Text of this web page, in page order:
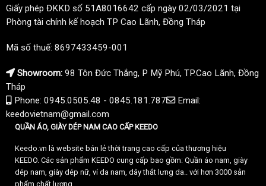
Giấy phép ĐKKD số 51A8016642 cấp ngày 02/03/2021 tại
Phòng tài chính kế hoạch TP Cao Lãnh, Đồng Tháp
Mã số thuế: 8697433459-001
Showroom: 98 Tôn Đức Thắng, P Mỹ Phú, TP.Cao Lãnh, Đồng
Tháp
Phone: 0945.0505.48 - 0845.181.787
Email:
keedovietnam@gmail.com
QUẦN ÁO, GIÀY DÉP NAM CAO CẤP KEEDO
Keedo.vn là website bán lẻ thời trang cao cấp của thương hiệu
KEEDO. Các sản phẩm KEEDO cung cấp bao gồm: Quần áo nam, giày
dép nam, giày dép nữ, ví da nam, dây thắt lưng da.. với hơn 3000 sản
phẩm chất lượng.